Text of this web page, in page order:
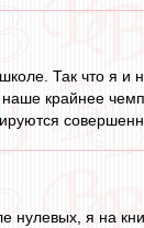
Так что я и
крайнее
я на